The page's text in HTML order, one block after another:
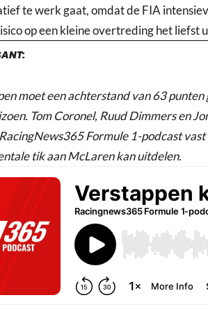
te werk gaat, omdat de FIA
op een kleine overtreding het liefst
moet een achterstand van 63
Tom Coronel, Ruud Dimmers en
Formule 1-podcast
tik aan McLaren kan uitdelen.